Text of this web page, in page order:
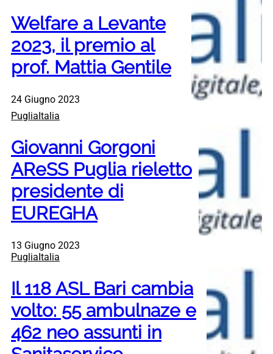
Welfare a Levante
2023, il premio al
prof. Mattia Gentile
24 Giugno 2023
PugliaItalia
Giovanni Gorgoni
AReSS Puglia rieletto
presidente di
EUREGHA
13 Giugno 2023
PugliaItalia
Il 118 ASL Bari cambia
volto: 55 ambulnaze e
462 neo assunti in